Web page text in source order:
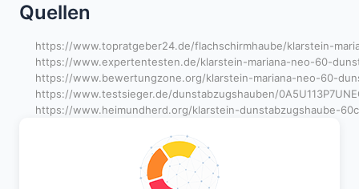
Quellen
https://www.topratgeber24.de/flachschirmhaube/klarstein-
https://www.expertentesten.de/klarstein-mariana-neo-60-
https://www.bewertungzone.org/klarstein-mariana-neo-60-
https://www.testsieger.de/dunstabzugshauben/
https://www.heimundherd.org/klarstein-dunstabzugshaube-